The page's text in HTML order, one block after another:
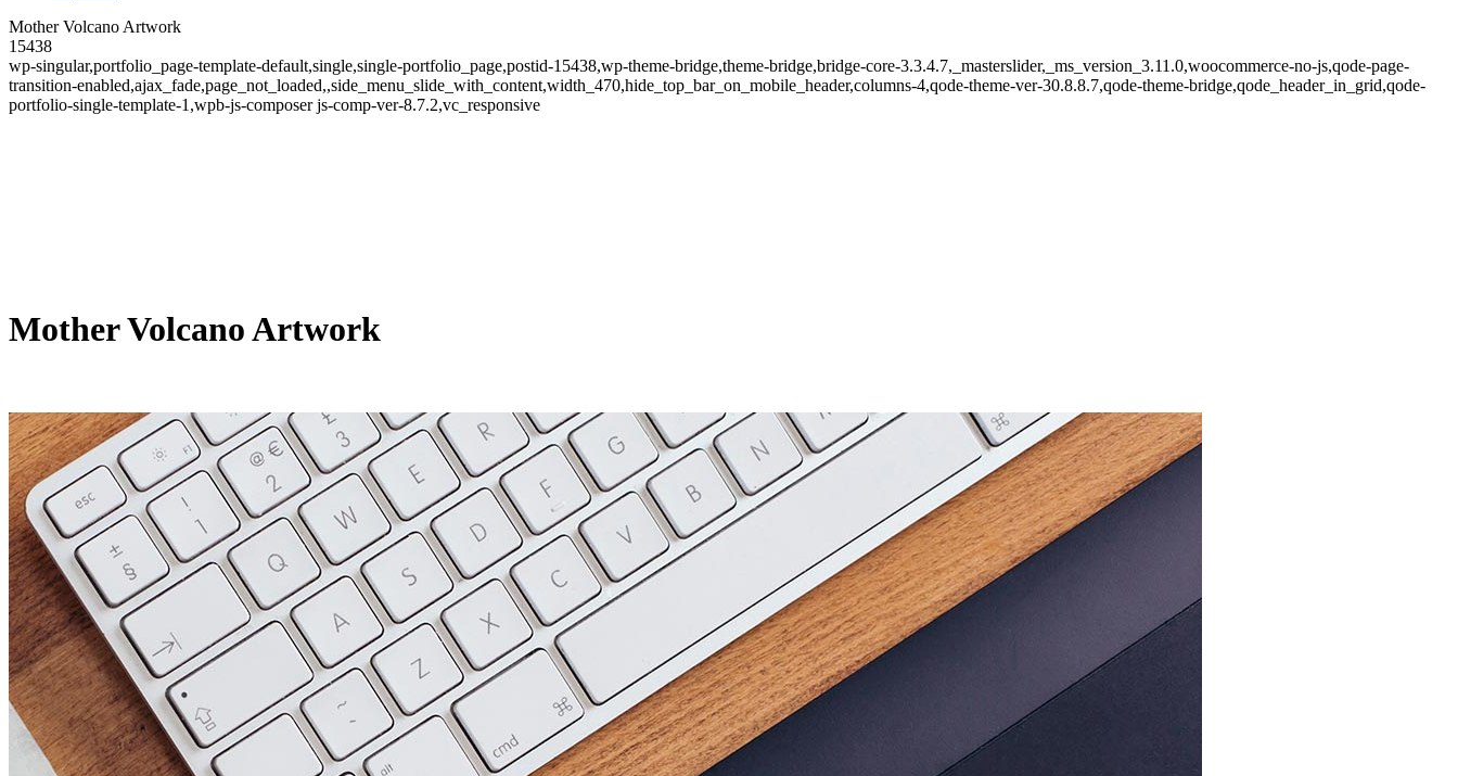
Mother Volcano Artwork
15438
wp-singular,portfolio_page-template-default,single,single-portfolio_page,postid-15438,wp-theme-bridge,theme-bridge,bridge-core-3.3.4.7,_masterslider,_ms_version_3.11.0,woocommerce-no-js,qode-page-
transition-enabled,ajax_fade,page_not_loaded,,side_menu_slide_with_content,width_470,hide_top_bar_on_mobile_header,columns-4,qode-theme-ver-30.8.8.7,qode-theme-bridge,qode_header_in_grid,qode-
portfolio-single-template-1,wpb-js-composer js-comp-ver-8.7.2,vc_responsive
Mother Volcano Artwork